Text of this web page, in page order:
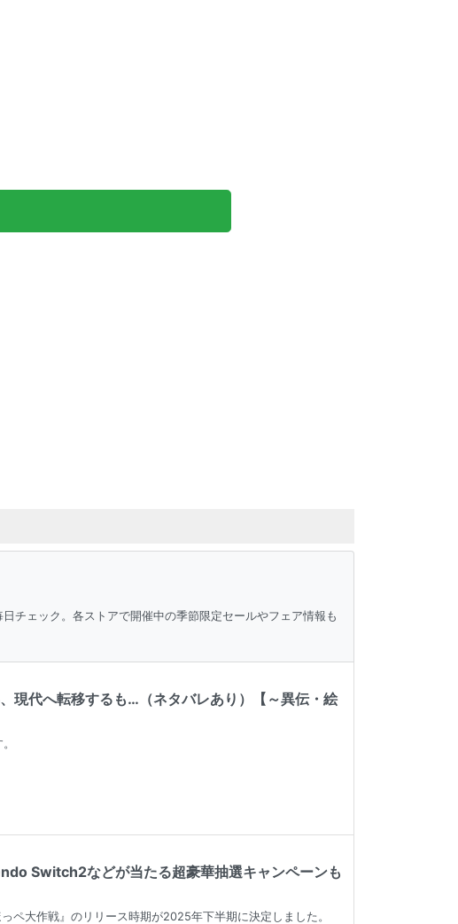
チェック。各ストアで開催中の季節限定セールやフェア情報も
現代へ転移するも…（ネタバレあり）【～異伝・絵
Switch2などが当たる超豪華抽選キャンペーンも
大作戦』のリリース時期が2025年下半期に決定しました。